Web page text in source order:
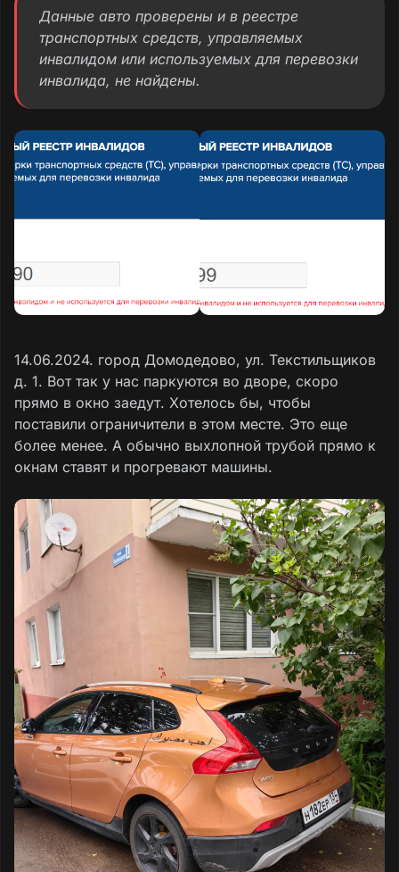
Данные авто проверены и в реестре
транспортных средств, управляемых
инвалидом или используемых для перевозки
инвалида, не найдены.
14.06.2024. город Домодедово, ул. Текстильщиков
д. 1. Вот так у нас паркуются во дворе, скоро
прямо в окно заедут. Хотелось бы, чтобы
поставили ограничители в этом месте. Это еще
более менее. А обычно выхлопной трубой прямо к
окнам ставят и прогревают машины.